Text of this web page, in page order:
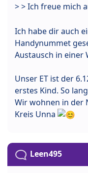
> > Ich freue mich
Ich habe dir auch
Handynummet
Austausch in einer
Unser ET ist der
erstes Kind. So
Wir wohnen in der
Kreis Unna
Leen495